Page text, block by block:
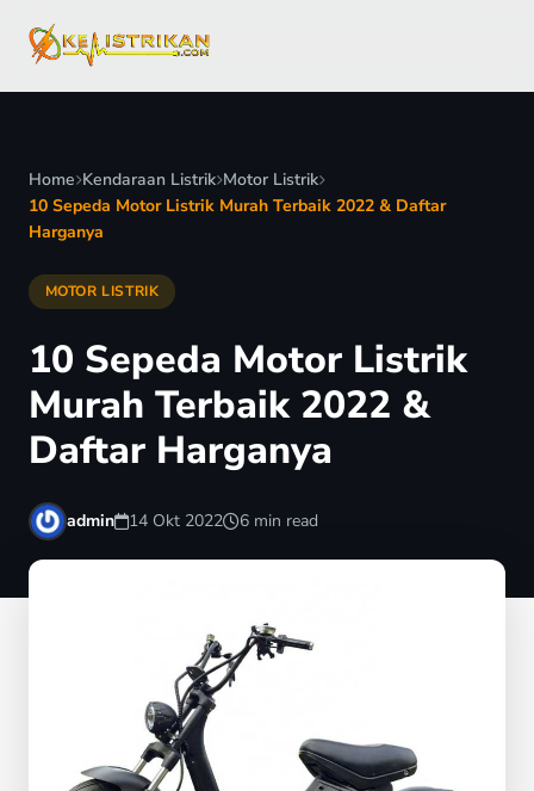
Home Kendaraan Listrik Motor Listrik
10 Sepeda Motor Listrik Murah Terbaik 2022 & Daftar
Harganya
MOTOR LISTRIK
10 Sepeda Motor Listrik
Murah Terbaik 2022 &
Daftar Harganya
admin 14 Okt 2022 6 min read